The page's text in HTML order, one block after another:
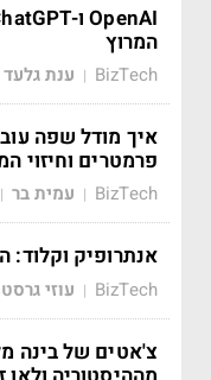
המרוץ
BizTech
| ענת גלעד
איך מודל שפה
פרמטרים וחיזוי
BizTech
| עמית בר |
אנתרופיק וקלוד:
BizTech
| עוזי
צ'אטים של בינה